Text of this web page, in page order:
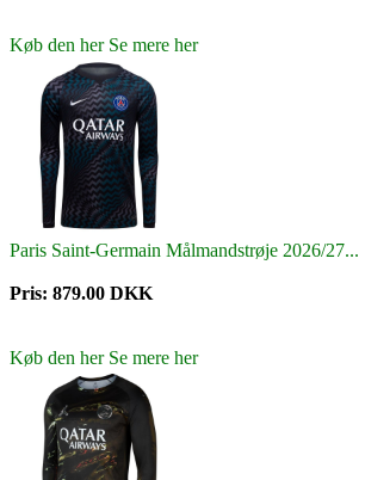
Køb den herSe mere her
Paris Saint-Germain Målmandstrøje 2026/27...
Pris: 879.00 DKK
Køb den herSe mere her